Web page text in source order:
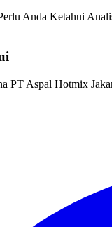
Anda Ketahui
PT Aspal Hotmix